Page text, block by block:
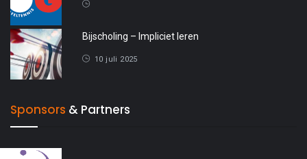
Bijscholing – Impliciet leren
10 juli 2025
Sponsors & Partners